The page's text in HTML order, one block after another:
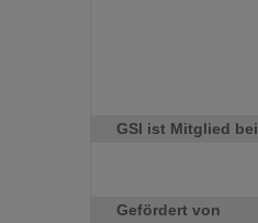
GSI ist Mitglied bei
Gefördert von